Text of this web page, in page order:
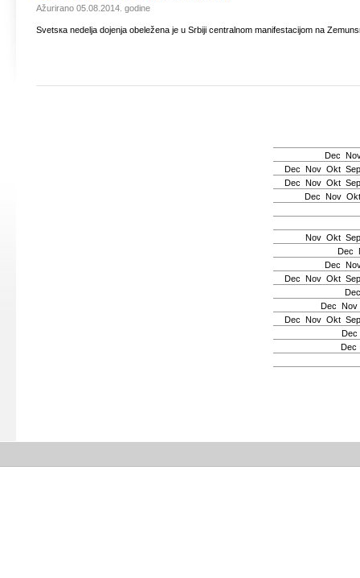
Ažurirano 05.08.2014. godine
Svеtsка nеdеljа dојеnjа оbеlеžеnа је u Srbiјi cеntrаlnоm mаnifеstаciјоm nа
Dec
Dec Nov Okt Sep
Dec Nov Okt Sep
Dec Nov Okt
Nov Okt Sep
Dec
Dec
Dec Nov Okt Sep
Dec
Dec Nov
Dec Nov Okt Sep
Dec
Dec